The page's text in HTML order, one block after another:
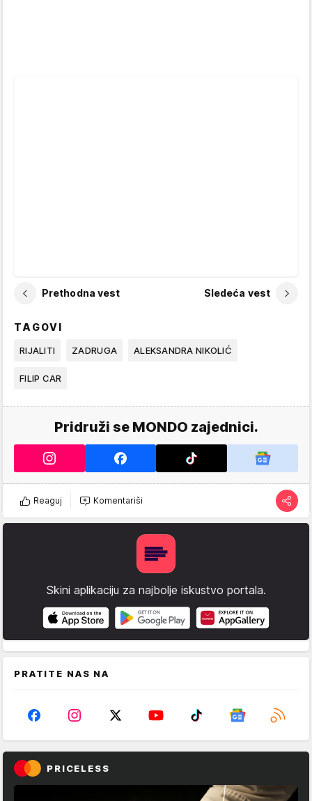
Prethodna vest Sledeća vest
TAGOVI
RIJALITI ZADRUGA ALEKSANDRA NIKOLIĆ
FILIP CAR
Pridruži se MONDO zajednici.
Reaguj Komentariši
Skini aplikaciju za najbolje iskustvo portala.
PRATITE NAS NA
PRICELESS